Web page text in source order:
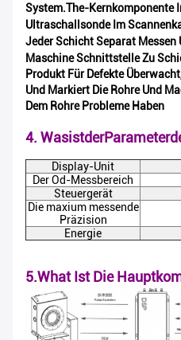
System.The-Kernkomponente
Ultraschallsonde Im
Jeder Schicht Separat Messen
Maschine Schnittstelle Zu
Produkt Für Defekte
Und Markiert Die Rohre Und
Dem Rohre Probleme Haben
4.
Display-Unit
Der Od-Messbereich
Steuergerät
Die maxium messende
Präzision
Energie
5.What Ist Die